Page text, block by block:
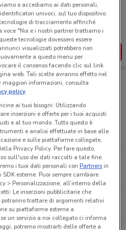
sempre con te!
offerte dei negozi vicino a te,
tua lista del risparmio, comodamente
SCARICA L’APP
48 Roma
e accediamo ai dati personali,
univoci, sul tuo dispositivo.
di tracciamento affinché
"Noi e i nostri partner trattiamo i
tecnologie dovessero essere
visualizzati potrebbero non
a questo menu per
il consenso facendo clic sul link
web. Tali scelte avranno effetto nel
maggiori informazioni, consulta
policy
ai tuoi bisogni: Utilizzando
inserzioni e offerte per i tuoi acquisti
e al tuo mondo. Tutto questo è
e analisi effettuate in base alle
e sulle piattaforme collegate,
Privacy Policy. Per fare questo,
sull'uso dei dati raccolti a tale fine.
i tuoi dati personali conPartnersin
esterne. Puoi sempre cambiare
> Personalizzazione, all’interno della
Le inserzioni pubblicitarie che
trattare di argomenti relativi
su piattaforme esterne a
un servizio a noi collegato ci informa
potremo mostrarti delle offerte a